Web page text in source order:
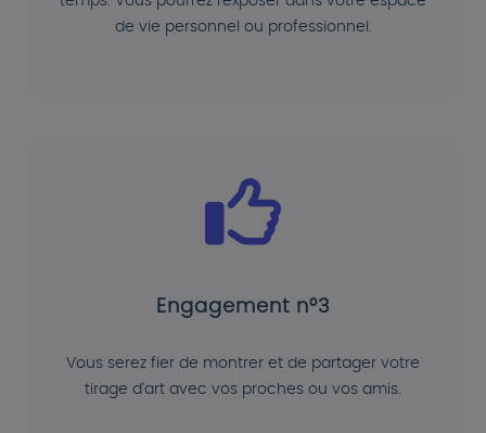
de vie personnel ou professionnel.
Engagement n°3
Vous serez fier de montrer et de partager votre
tirage d'art avec vos proches ou vos amis.